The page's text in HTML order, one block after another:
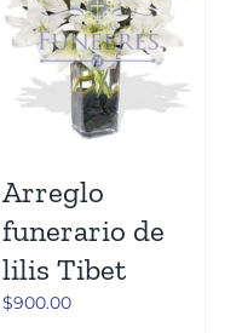
Arreglo
funerario de
lilis Tibet
$900.00